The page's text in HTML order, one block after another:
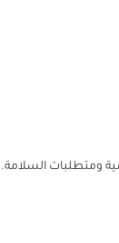
ومتطلبات السلامة.